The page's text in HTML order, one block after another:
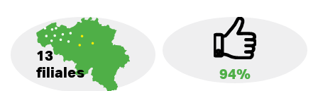
13
filiales
94%